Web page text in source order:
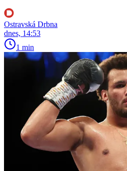
Ostravská Drbna
dnes, 14:53
1 min